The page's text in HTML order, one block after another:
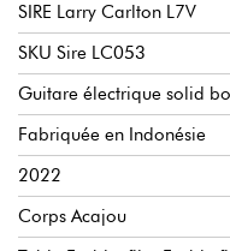
SIRE Larry Carlton L7V
SKU Sire LC053
Guitare électrique solid
Fabriquée en Indonésie
2022
Corps Acajou